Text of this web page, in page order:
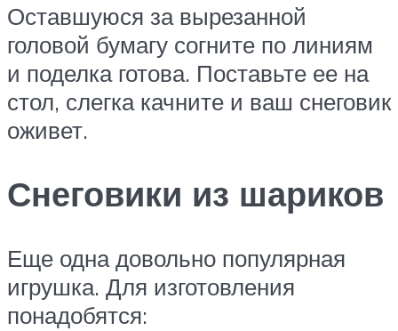
Оставшуюся за вырезанной
головой бумагу согните по линиям
и поделка готова. Поставьте ее на
стол, слегка качните и ваш снеговик
оживет.
Снеговики из шариков
Еще одна довольно популярная
игрушка. Для изготовления
понадобятся: